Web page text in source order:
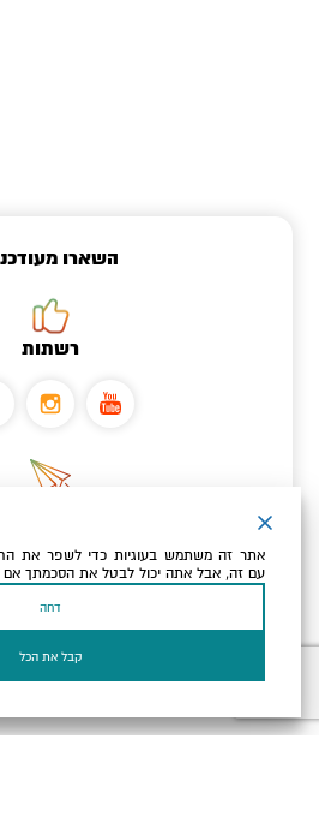
השארו
רשתות
כתובת הדוא"ל שלך
אני מאשר/ת שקראתי ומסכים/ה
אתר זה משתמש בעוגיות כדי לשפר את
עם זה, אבל אתה יכול לבטל את הסכמתך
דחה
קבל את הכל